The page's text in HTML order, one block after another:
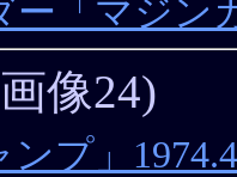
ー「マジン
像24)
ンプ」